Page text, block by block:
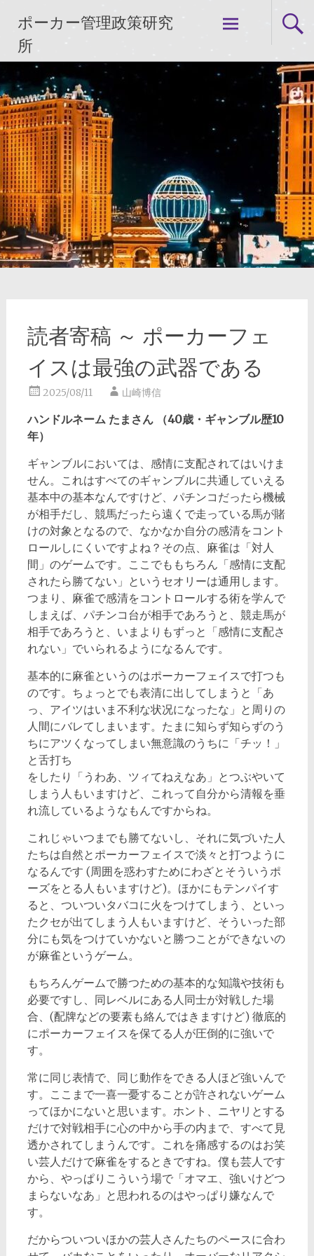
ン
へ
ス
キ
ッ
プ
ポーカー管理政策研究
所
読者寄稿 ～ ポーカーフェ
イスは最強の武器である
2025/08/11 山崎博信
ハンドルネーム たまさん （40歳・ギャンブル歴10
年）
ギャンブルにおいては、感情に支配されてはいけま
せん。これはすべてのギャンブルに共通していえる
基本中の基本なんですけど、パチンコだったら機械
が相手だし、競馬だったら遠くで走っている馬が賭
けの対象となるので、なかなか自分の感清をコント
ロールしにくいですよね？その点、麻雀は「対人
間」のゲームです。ここでももちろん「感情に支配
されたら勝てない」というセオリーは通用します。
つまり、麻雀で感清をコントロールする術を学んで
しまえば、パチンコ台が相手であろうと、競走馬が
相手であろうと、いまよりもずっと「感情に支配さ
れない」でいられるようになるんです。
基本的に麻雀というのはポーカーフェイスで打つも
のです。ちょっとでも表清に出してしまうと「あ
っ、アイツはいま不利な状况になったな」と周りの
人間にバレてしまいます。たまに知らず知らずのう
ちにアツくなってしまい無意識のうちに「チッ！」
と舌打ち
をしたり「うわあ、ツィてねえなあ」とつぶやいて
しまう人もいますけど、これって自分から清報を垂
れ流しているようなもんですからね。
これじゃいつまでも勝てないし、それに気づいた人
たちは自然とポーカーフェイスで淡々と打つように
なるんです (周囲を惑わすためにわざとそういうポ
ーズをとる人もいますけど)。ほかにもテンパイす
ると、ついついタバコに火をつけてしまう、といっ
たクセが出てしまう人もいますけど、そういった部
分にも気をつけていかないと勝つことができないの
が麻雀というゲーム。
もちろんゲームで勝つための基本的な知識や技術も
必要ですし、同レベルにある人同士が対戦した場
合、(配牌などの要素も絡んではきますけど) 徹底的
にポーカーフェイスを保てる人が圧倒的に強いで
す。
常に同じ表情で、同じ動作をできる人ほど強いんで
す。ここまで一喜一憂することが許されないゲーム
ってほかにないと思います。ホント、ニヤリとする
だけで対戦相手に心の中から手の内まで、すべて見
透かされてしまうんです。これを痛感するのはお笑
い芸人だけで麻雀をするときですね。僕も芸人です
から、やっぱりこういう場で「オマエ、強いけどつ
まらないなあ」と思われるのはやっぱり嫌なんで
す。
だからついついほかの芸人さんたちのペースに合わ